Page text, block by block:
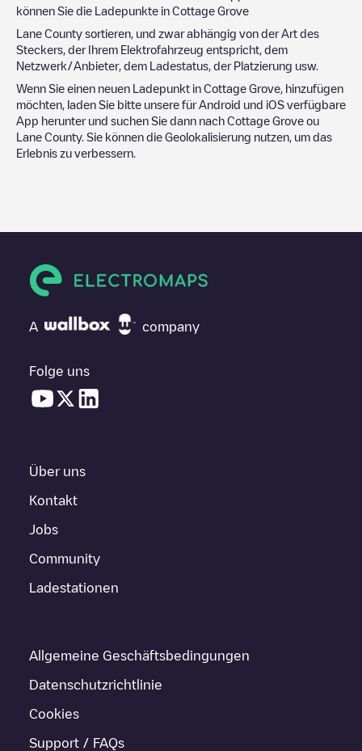
können Sie die Ladepunkte in Cottage Grove
Lane County sortieren, und zwar abhängig von der Art des
Steckers, der Ihrem Elektrofahrzeug entspricht, dem
Netzwerk/Anbieter, dem Ladestatus, der Platzierung usw.
Wenn Sie einen neuen Ladepunkt in Cottage Grove , hinzufügen
möchten, laden Sie bitte unsere für Android und iOS verfügbare
App herunter und suchen Sie dann nach Cottage Grove ou
Lane County. Sie können die Geolokalisierung nutzen, um das
Erlebnis zu verbessern.
A company
Folge uns
Über uns
Kontakt
Jobs
Community
Ladestationen
Allgemeine Geschäftsbedingungen
Datenschutzrichtlinie
Cookies
Support / FAQs